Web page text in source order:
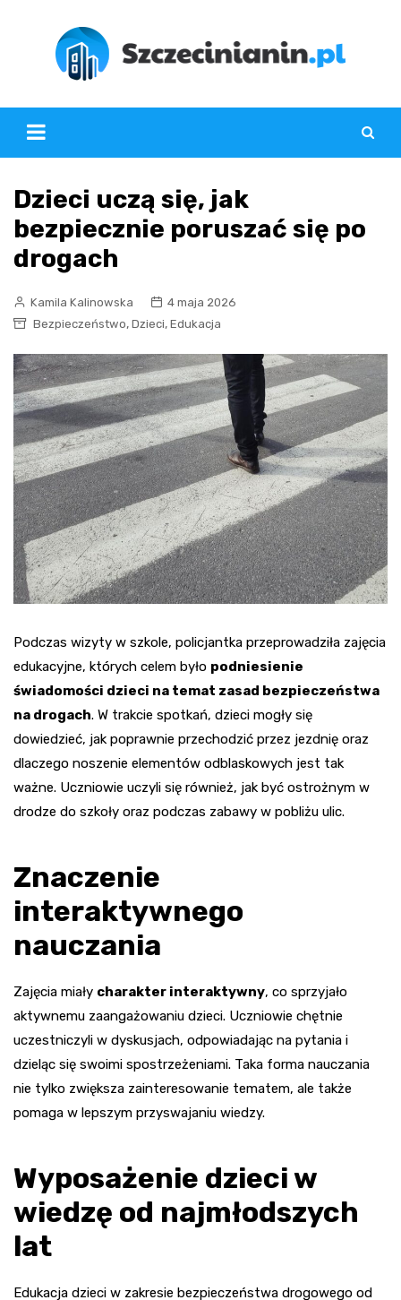
Dzieci uczą się, jak
bezpiecznie poruszać się po
drogach
Kamila Kalinowska
4 maja 2026
Bezpieczeństwo, Dzieci, Edukacja
Podczas wizyty w szkole, policjantka przeprowadziła zajęcia
edukacyjne, których celem było podniesienie
świadomości dzieci na temat zasad bezpieczeństwa
na drogach. W trakcie spotkań, dzieci mogły się
dowiedzieć, jak poprawnie przechodzić przez jezdnię oraz
dlaczego noszenie elementów odblaskowych jest tak
ważne. Uczniowie uczyli się również, jak być ostrożnym w
drodze do szkoły oraz podczas zabawy w pobliżu ulic.
Znaczenie
interaktywnego
nauczania
Zajęcia miały charakter interaktywny, co sprzyjało
aktywnemu zaangażowaniu dzieci. Uczniowie chętnie
uczestniczyli w dyskusjach, odpowiadając na pytania i
dzieląc się swoimi spostrzeżeniami. Taka forma nauczania
nie tylko zwiększa zainteresowanie tematem, ale także
pomaga w lepszym przyswajaniu wiedzy.
Wyposażenie dzieci w
wiedzę od najmłodszych
lat
Edukacja dzieci w zakresie bezpieczeństwa drogowego od